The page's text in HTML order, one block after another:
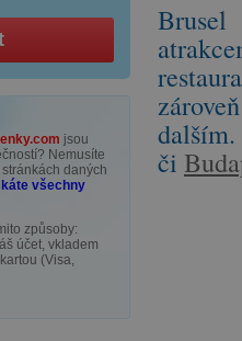
jsou
Nemusíte
daných
všechny
způsoby:
účet, vkladem
(Visa,
či